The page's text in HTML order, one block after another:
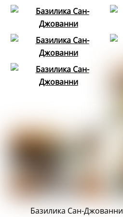
Базилика Сан-Джованни